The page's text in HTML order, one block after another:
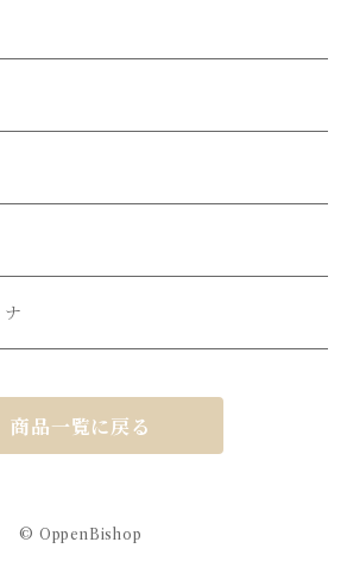
商品一覧に戻る
© OppenBishop